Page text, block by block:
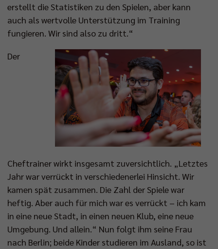
erstellt die Statistiken zu den Spielen, aber kann
auch als wertvolle Unterstützung im Training
fungieren. Wir sind also zu dritt.“
Der
Cheftrainer wirkt insgesamt zuversichtlich. „Letztes
Jahr war verrückt in verschiedenerlei Hinsicht. Wir
kamen spät zusammen. Die Zahl der Spiele war
heftig. Aber auch für mich war es verrückt – ich kam
in eine neue Stadt, in einen neuen Klub, eine neue
Umgebung. Und allein.“ Nun folgt ihm seine Frau
nach Berlin; beide Kinder studieren im Ausland, so ist